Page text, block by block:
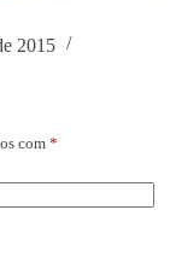
2015
com *